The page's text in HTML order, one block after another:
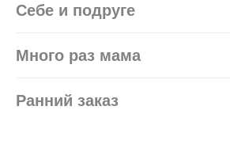
Себе и подруге
Много раз мама
Ранний заказ